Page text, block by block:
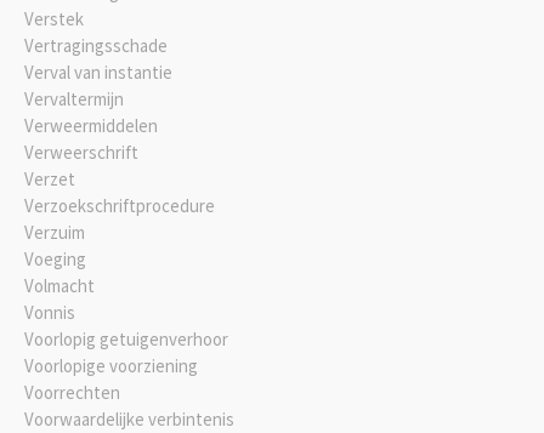
Verstek
Vertragingsschade
Verval van instantie
Vervaltermijn
Verweermiddelen
Verweerschrift
Verzet
Verzoekschriftprocedure
Verzuim
Voeging
Volmacht
Vonnis
Voorlopig getuigenverhoor
Voorlopige voorziening
Voorrechten
Voorwaardelijke verbintenis